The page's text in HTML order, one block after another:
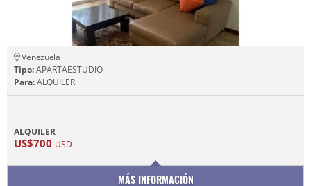
Venezuela
Tipo:APARTAESTUDIO
Para:ALQUILER
ALQUILER
US$700 USD
MÁS INFORMACIÓN